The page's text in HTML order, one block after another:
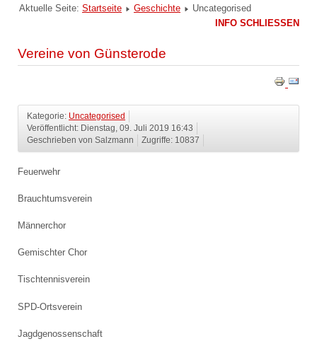
Aktuelle Seite: Startseite Geschichte Uncategorised
Vereine von Günsterode
Kategorie: Uncategorised
Veröffentlicht: Dienstag, 09. Juli 2019 16:43
Geschrieben von Salzmann
Zugriffe: 10837
Feuerwehr
Brauchtumsverein
Männerchor
Gemischter Chor
Tischtennisverein
SPD-Ortsverein
Jagdgenossenschaft
INFO SCHLIESSEN